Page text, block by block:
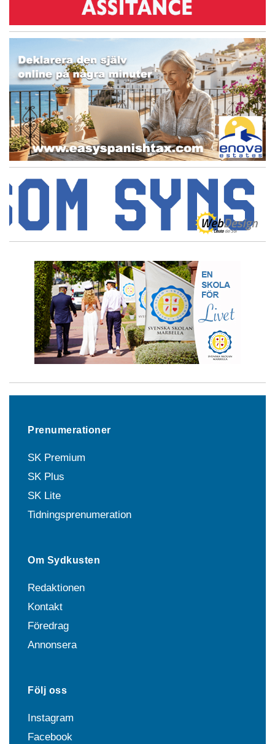
Prenumerationer
SK Premium
SK Plus
SK Lite
Tidningsprenumeration
Om Sydkusten
Redaktionen
Kontakt
Föredrag
Annonsera
Följ oss
Instagram
Facebook